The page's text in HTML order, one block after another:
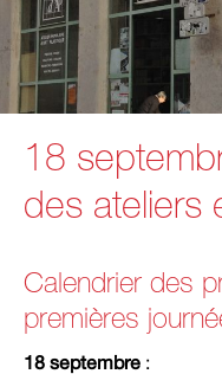
18
des ateliers
Calendrier des
premières
18 septembre :